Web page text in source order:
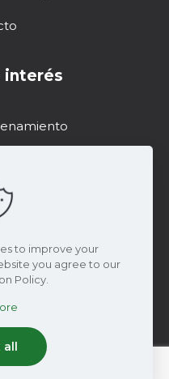
interés
| Todos los
to improve your
you agree to our
Policy.
all